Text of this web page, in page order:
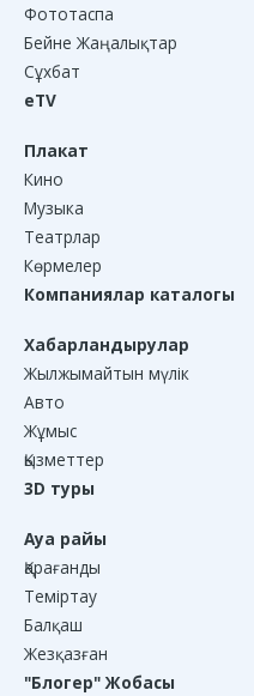
Фототаспа
Бейне Жаңалықтар
Сұхбат
eTV
Плакат
Кино
Музыка
Театрлар
Көрмелер
Компаниялар каталогы
Хабарландырулар
Жылжымайтын мүлік
Авто
Жұмыс
Қызметтер
3D туры
Ауа райы
Қарағанды
Теміртау
Балқаш
Жезқазған
"Блогер" Жобасы